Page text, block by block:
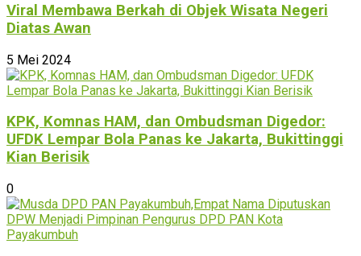
Viral Membawa Berkah di Objek Wisata Negeri
Diatas Awan
5 Mei 2024
KPK, Komnas HAM, dan Ombudsman Digedor:
UFDK Lempar Bola Panas ke Jakarta, Bukittinggi
Kian Berisik
0